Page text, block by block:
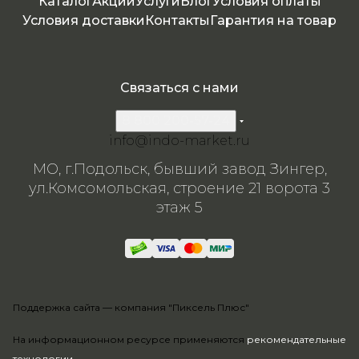
Условия доставки Контакты Гарантия на товар
На информационном ресурсе применяются рекомендательные
Связаться с нами
info@indo-market.ru
МО, г.Подольск, бывший завод Зингер,
ул.Комсомольская, строение 21 ворота 3
этаж 5
Поддержка сайта — компания "Пиксель Плюс"